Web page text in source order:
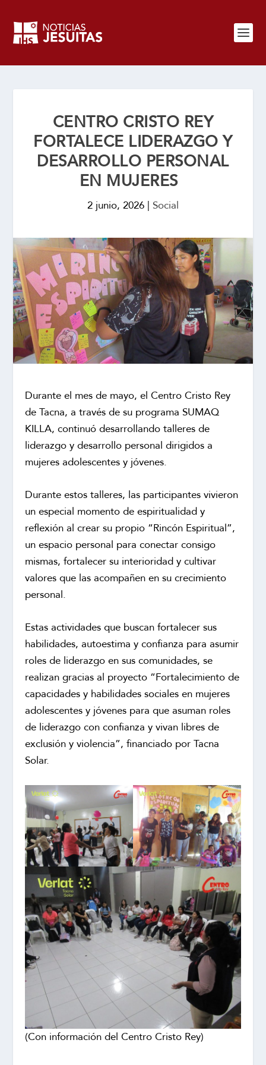
CENTRO CRISTO REY
FORTALECE LIDERAZGO Y
DESARROLLO PERSONAL
EN MUJERES
2 junio, 2026 | Social
Durante el mes de mayo, el Centro Cristo Rey
de Tacna, a través de su programa SUMAQ
KILLA, continuó desarrollando talleres de
liderazgo y desarrollo personal dirigidos a
mujeres adolescentes y jóvenes.
Durante estos talleres, las participantes vivieron
un especial momento de espiritualidad y
reflexión al crear su propio “Rincón Espiritual”,
un espacio personal para conectar consigo
mismas, fortalecer su interioridad y cultivar
valores que las acompañen en su crecimiento
personal.
Estas actividades que buscan fortalecer sus
habilidades, autoestima y confianza para asumir
roles de liderazgo en sus comunidades, se
realizan gracias al proyecto “Fortalecimiento de
capacidades y habilidades sociales en mujeres
adolescentes y jóvenes para que asuman roles
de liderazgo con confianza y vivan libres de
exclusión y violencia”, financiado por Tacna
Solar.
(Con información del Centro Cristo Rey)